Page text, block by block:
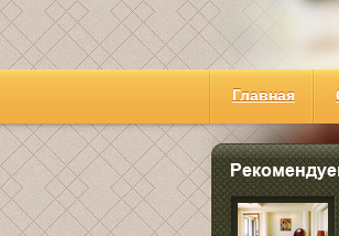
Главная